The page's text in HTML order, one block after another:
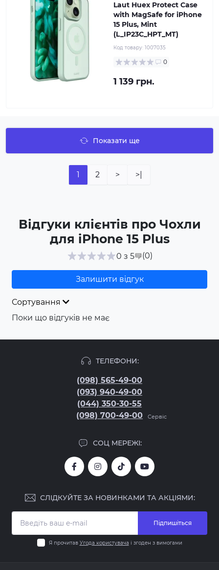
Laut Huex Protect Case
with MagSafe for iPhone
15 Plus, Mint
(L_IP23C_HPT_MT)
Код товару: 1007035
0
1 139 грн.
Показати ще
1 2 > >|
Відгуки клієнтів про Чохли
для iPhone 15 Plus
0 з 5 (0)
Залишити відгук
Сортування
Поки що відгуків не має
ТЕЛЕФОНИ:
(098) 565-49-00
(093) 940-49-00
(044) 350-30-55
(098) 700-49-00
Сервіс
СОЦ МЕРЕЖІ:
СЛІДКУЙТЕ ЗА НОВИНКАМИ ТА АКЦІЯМИ:
Підпишіться
Я прочитав Угода користувача і згоден з вимогами